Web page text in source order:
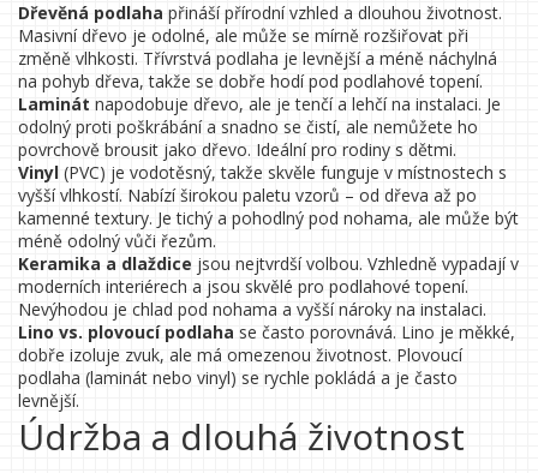
Dřevěná podlaha přináší přírodní vzhled a dlouhou životnost.
Masivní dřevo je odolné, ale může se mírně rozšiřovat při
změně vlhkosti. Třívrstvá podlaha je levnější a méně náchylná
na pohyb dřeva, takže se dobře hodí pod podlahové topení.
Laminát napodobuje dřevo, ale je tenčí a lehčí na instalaci. Je
odolný proti poškrábání a snadno se čistí, ale nemůžete ho
povrchově brousit jako dřevo. Ideální pro rodiny s dětmi.
Vinyl (PVC) je vodotěsný, takže skvěle funguje v místnostech s
vyšší vlhkostí. Nabízí širokou paletu vzorů – od dřeva až po
kamenné textury. Je tichý a pohodlný pod nohama, ale může být
méně odolný vůči řezům.
Keramika a dlaždice jsou nejtvrdší volbou. Vzhledně vypadají v
moderních interiérech a jsou skvělé pro podlahové topení.
Nevýhodou je chlad pod nohama a vyšší nároky na instalaci.
Lino vs. plovoucí podlaha se často porovnává. Lino je měkké,
dobře izoluje zvuk, ale má omezenou životnost. Plovoucí
podlaha (laminát nebo vinyl) se rychle pokládá a je často
levnější.
Údržba a dlouhá životnost